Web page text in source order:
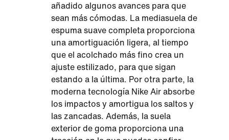
añadido algunos avances para que
sean más cómodas. La mediasuela de
espuma suave completa proporciona
una amortiguación ligera, al tiempo
que el acolchado más fino crea un
ajuste estilizado, para que sigan
estando a la última. Por otra parte, la
moderna tecnología Nike Air absorbe
los impactos y amortigua los saltos y
las zancadas. Además, la suela
exterior de goma proporciona una